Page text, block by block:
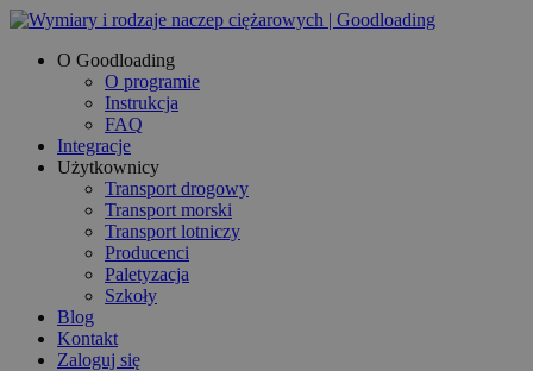
O Goodloading
O programie
Instrukcja
FAQ
Integracje
Użytkownicy
Transport drogowy
Transport morski
Transport lotniczy
Producenci
Paletyzacja
Szkoły
Blog
Kontakt
Zaloguj się